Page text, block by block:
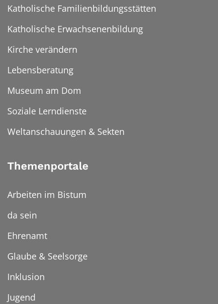
Katholische Familienbildungsstätten
Katholische Erwachsenenbildung
Kirche verändern
Lebensberatung
Museum am Dom
Soziale Lerndienste
Weltanschauungen & Sekten
Themenportale
Arbeiten im Bistum
da sein
Ehrenamt
Glaube & Seelsorge
Inklusion
Jugend